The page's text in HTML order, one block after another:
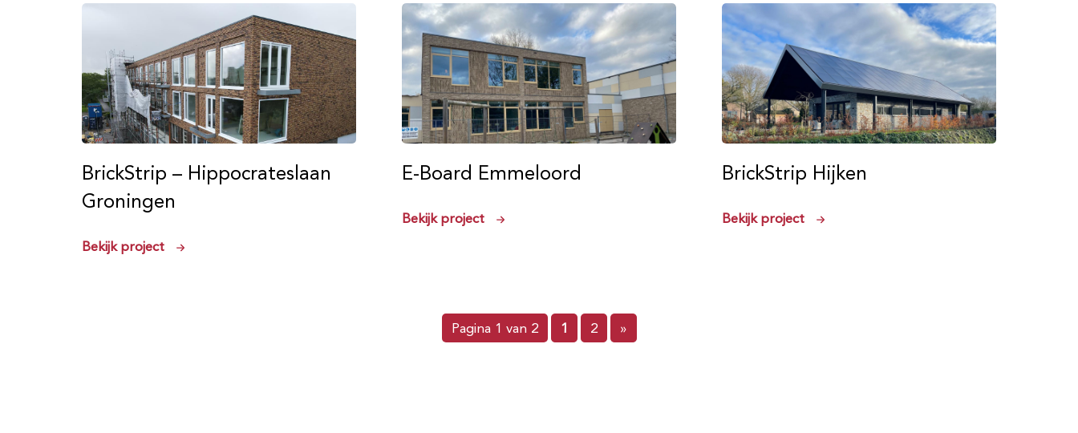
BrickStrip – Hippocrateslaan
Groningen
Bekijk project
E-Board Emmeloord
Bekijk project
BrickStrip Hijken
Bekijk project
Pagina 1 van 2 1 2 »